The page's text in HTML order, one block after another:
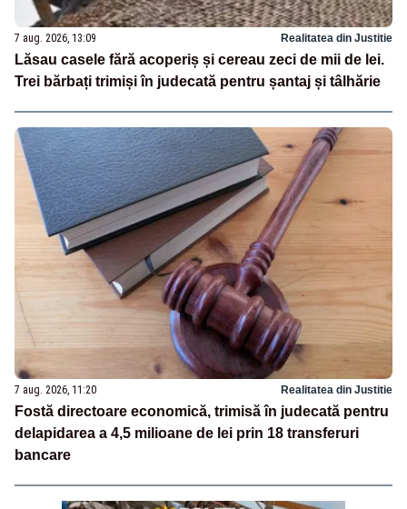
7 aug. 2026, 13:09 Realitatea din Justitie
Lăsau casele fără acoperiș și cereau zeci de mii de lei.
Trei bărbați trimiși în judecată pentru șantaj și tâlhărie
7 aug. 2026, 11:20 Realitatea din Justitie
Fostă directoare economică, trimisă în judecată pentru
delapidarea a 4,5 milioane de lei prin 18 transferuri
bancare